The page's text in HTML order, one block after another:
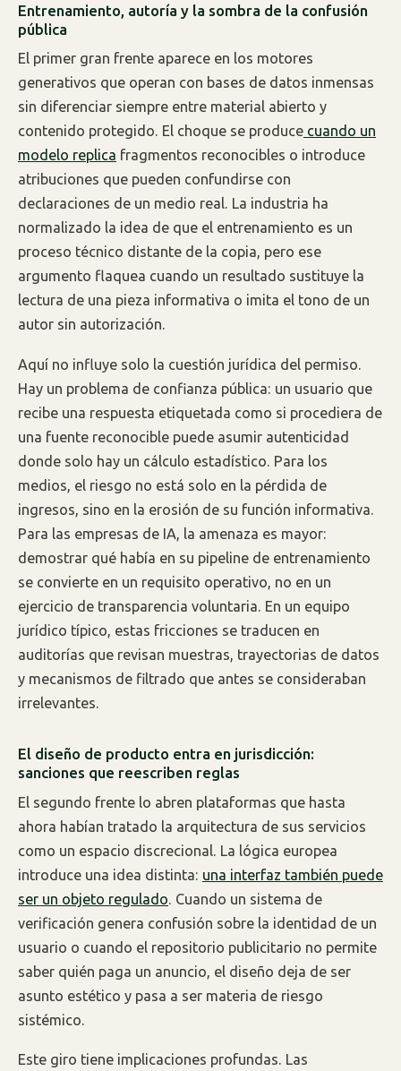
Entrenamiento, autoría y la sombra de la confusión
pública
El primer gran frente aparece en los motores
generativos que operan con bases de datos inmensas
sin diferenciar siempre entre material abierto y
contenido protegido. El choque se produce cuando un
modelo replica fragmentos reconocibles o introduce
atribuciones que pueden confundirse con
declaraciones de un medio real. La industria ha
normalizado la idea de que el entrenamiento es un
proceso técnico distante de la copia, pero ese
argumento flaquea cuando un resultado sustituye la
lectura de una pieza informativa o imita el tono de un
autor sin autorización.
Aquí no influye solo la cuestión jurídica del permiso.
Hay un problema de confianza pública: un usuario que
recibe una respuesta etiquetada como si procediera de
una fuente reconocible puede asumir autenticidad
donde solo hay un cálculo estadístico. Para los
medios, el riesgo no está solo en la pérdida de
ingresos, sino en la erosión de su función informativa.
Para las empresas de IA, la amenaza es mayor:
demostrar qué había en su pipeline de entrenamiento
se convierte en un requisito operativo, no en un
ejercicio de transparencia voluntaria. En un equipo
jurídico típico, estas fricciones se traducen en
auditorías que revisan muestras, trayectorias de datos
y mecanismos de filtrado que antes se consideraban
irrelevantes.
El diseño de producto entra en jurisdicción:
sanciones que reescriben reglas
El segundo frente lo abren plataformas que hasta
ahora habían tratado la arquitectura de sus servicios
como un espacio discrecional. La lógica europea
introduce una idea distinta: una interfaz también puede
ser un objeto regulado . Cuando un sistema de
verificación genera confusión sobre la identidad de un
usuario o cuando el repositorio publicitario no permite
saber quién paga un anuncio, el diseño deja de ser
asunto estético y pasa a ser materia de riesgo
sistémico.
Este giro tiene implicaciones profundas. Las